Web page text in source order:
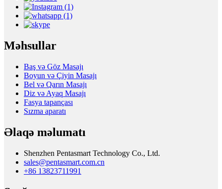
Məhsullar
Baş və Göz Masajı
Boyun və Çiyin Masajı
Bel və Qarın Masajı
Diz və Ayaq Masajı
Fasya tapançası
Sızma aparatı
Əlaqə məlumatı
Shenzhen Pentasmart Technology Co., Ltd.
sales@pentasmart.com.cn
+86 13823711991